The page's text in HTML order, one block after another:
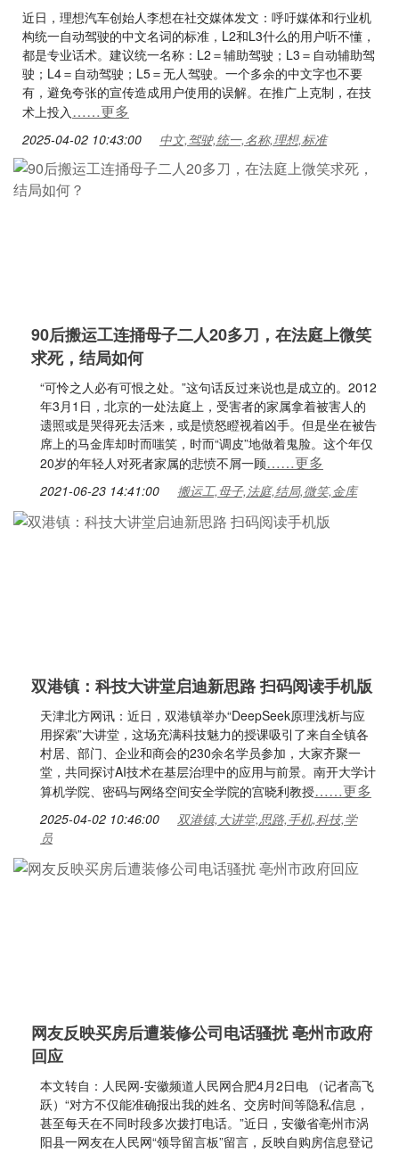
近日，理想汽车创始人李想在社交媒体发文：呼吁媒体和行业机
构统一自动驾驶的中文名词的标准，L2和L3什么的用户听不懂，
都是专业话术。建议统一名称：L2＝辅助驾驶；L3＝自动辅助驾
驶；L4＝自动驾驶；L5＝无人驾驶。一个多余的中文字也不要
有，避免夸张的宣传造成用户使用的误解。在推广上克制，在技
术上投入……更多
2025-04-02 10:43:00 中文,驾驶,统一,名称,理想,标准
90后搬运工连捅母子二人20多刀，在法庭上微笑
求死，结局如何
“可怜之人必有可恨之处。”这句话反过来说也是成立的。2012
年3月1日，北京的一处法庭上，受害者的家属拿着被害人的
遗照或是哭得死去活来，或是愤怒瞪视着凶手。但是坐在被告
席上的马金库却时而嗤笑，时而“调皮”地做着鬼脸。这个年仅
20岁的年轻人对死者家属的悲愤不屑一顾……更多
2021-06-23 14:41:00 搬运工,母子,法庭,结局,微笑,金库
双港镇：科技大讲堂启迪新思路 扫码阅读手机版
天津北方网讯：近日，双港镇举办“DeepSeek原理浅析与应
用探索”大讲堂，这场充满科技魅力的授课吸引了来自全镇各
村居、部门、企业和商会的230余名学员参加，大家齐聚一
堂，共同探讨AI技术在基层治理中的应用与前景。南开大学计
算机学院、密码与网络空间安全学院的宫晓利教授……更多
2025-04-02 10:46:00
双港镇,大讲堂,思路,手机,科技,学
员
网友反映买房后遭装修公司电话骚扰 亳州市政府
回应
本文转自：人民网-安徽频道人民网合肥4月2日电 （记者高飞
跃）“对方不仅能准确报出我的姓名、交房时间等隐私信息，
甚至每天在不同时段多次拨打电话。”近日，安徽省亳州市涡
阳县一网友在人民网“领导留言板”留言，反映自购房信息登记